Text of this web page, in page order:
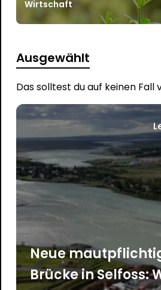
Wirtschaft
Ausgewählt
Das solltest du auf keinen Fall
Neue
Brücke in Selfoss: